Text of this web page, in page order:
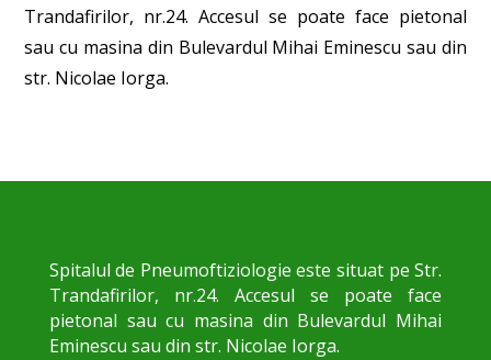
Trandafirilor, nr.24. Accesul se poate face pietonal
sau cu masina din Bulevardul Mihai Eminescu sau din
str. Nicolae Iorga.
Spitalul de Pneumoftiziologie este situat pe Str.
Trandafirilor, nr.24. Accesul se poate face
pietonal sau cu masina din Bulevardul Mihai
Eminescu sau din str. Nicolae Iorga.